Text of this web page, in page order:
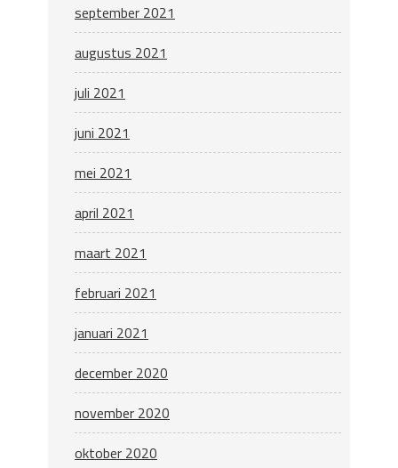
september 2021
augustus 2021
juli 2021
juni 2021
mei 2021
april 2021
maart 2021
februari 2021
januari 2021
december 2020
november 2020
oktober 2020